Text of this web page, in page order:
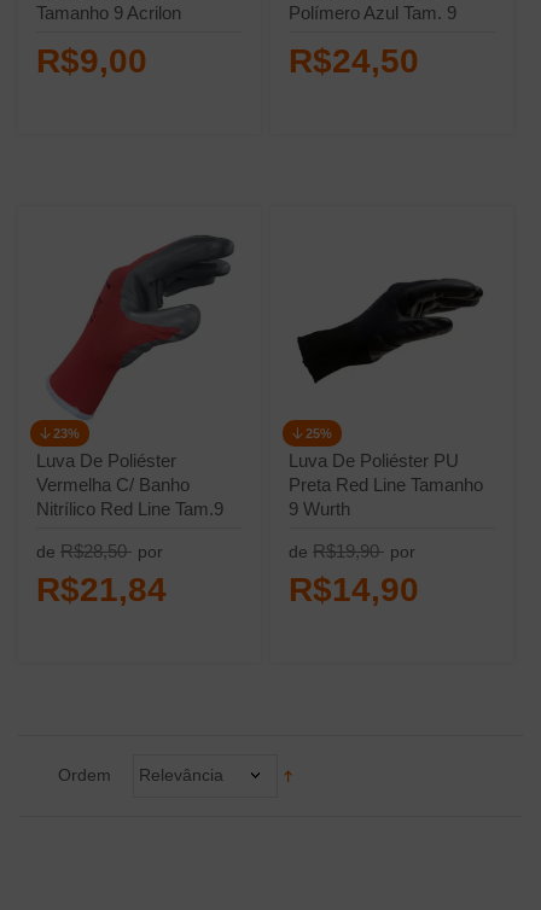
Tamanho 9 Acrilon
R$9,00
Polímero Azul Tam. 9
R$24,50
Luva De Poliéster
Vermelha C/ Banho
Nitrílico Red Line Tam.9
de R$28,50
23%
por
R$21,84
Luva De Poliéster PU
Preta Red Line Tamanho
9 Wurth
de R$19,90
25%
por
R$14,90
Ordem Relevância